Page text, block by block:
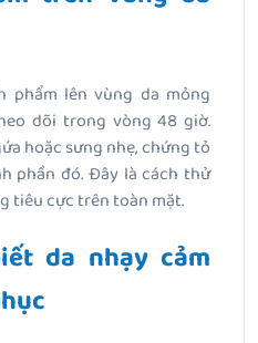
phẩm lên vùng da mỏng
dõi trong vòng 48 giờ.
hoặc sưng nhẹ, chứng tỏ
phần đó. Đây là cách thử
tiêu cực trên toàn mặt.
da nhạy cảm